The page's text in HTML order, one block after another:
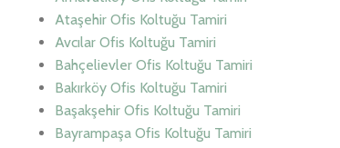
Ataşehir Ofis Koltuğu Tamiri
Avcılar Ofis Koltuğu Tamiri
Bahçelievler Ofis Koltuğu Tamiri
Bakırköy Ofis Koltuğu Tamiri
Başakşehir Ofis Koltuğu Tamiri
Bayrampaşa Ofis Koltuğu Tamiri